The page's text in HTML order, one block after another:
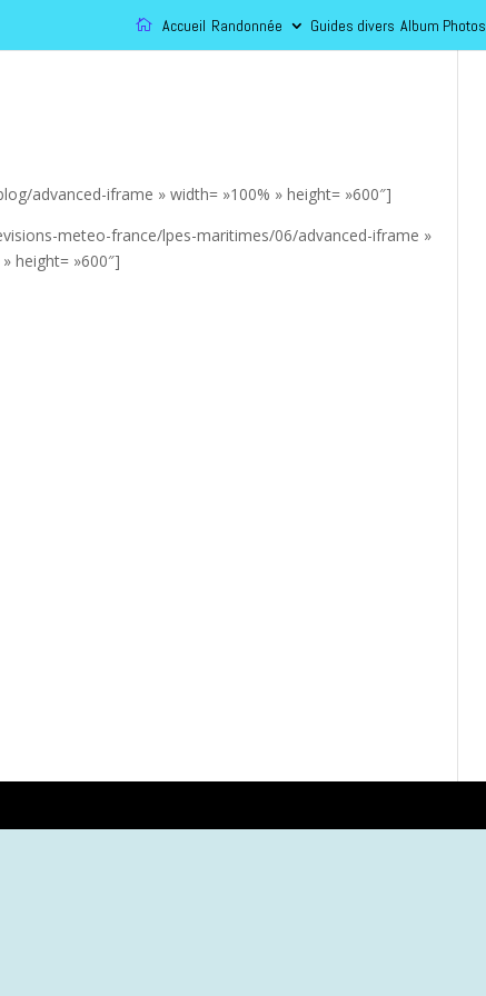
Accueil Randonnée Guides divers Album Photos
advanced-iframe » width= »100% » height= »600″]
meteo-france/lpes-maritimes/06/advanced-iframe »
height= »600″]